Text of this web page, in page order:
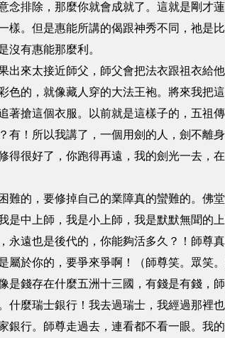
念排除，那麼你就會成就了。這就是剛才
樣。但是惠能所講的偈跟神秀不同，祂是
沒有惠能那麼利。
出來太接近師父，師父會把法衣跟祖衣給
色的，就像藏人穿的大法王袍。將來我把
著搶這個衣服。以前就是這樣子的，五祖
有！所以我講了，一個用劍的人，劍不離
得很好了，你跑得再遠，我的劍光一去，
難的，要修掉自己的業障真的蠻難的。佛
是中上師，我是小上師，我是默默無聞的
永遠也是後代的，你能夠活多久？！師尊
於你的，要爭來爭啊！（師尊笑。眾笑。
是錢存在什麼五洲十三國，有錢是有錢，
什麼瑞士銀行！我去過瑞士，我經過那
銀行。師尊走過去，連看都不看一眼。我